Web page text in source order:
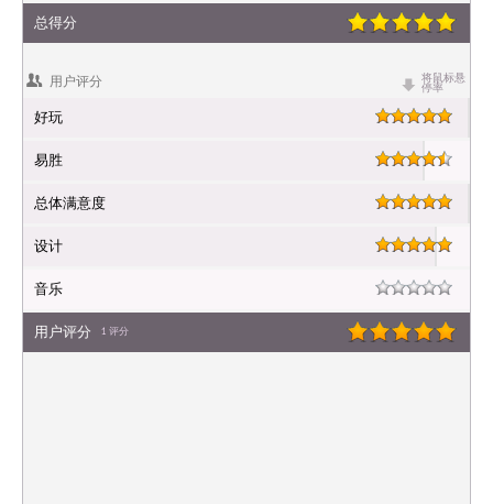
总得分
将鼠标悬
停率
用户评分
好玩
易胜
总体满意度
设计
音乐
用户评分 1 评分